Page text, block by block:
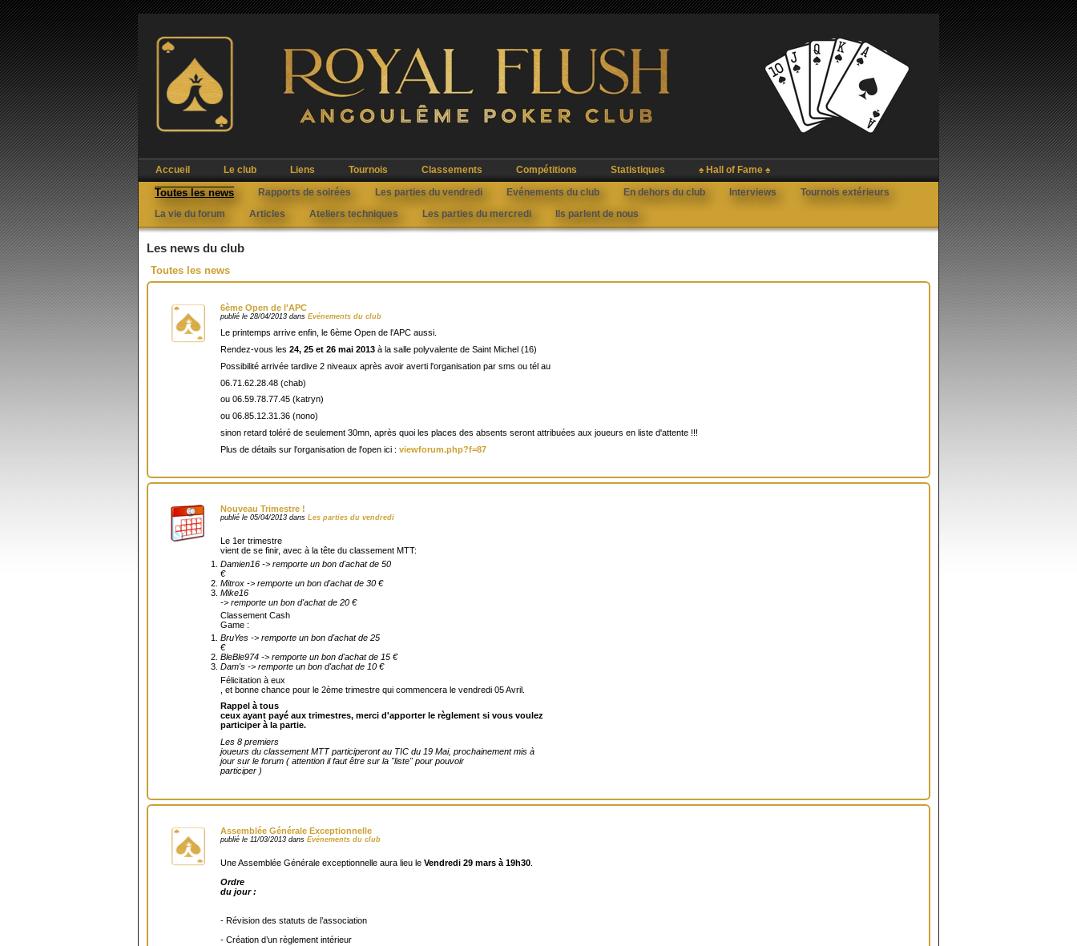
Accueil Le club Liens Tournois Classements Compétitions Statistiques ♠ Hall of Fame ♠
Toutes les news Rapports de soirées Les parties du vendredi Evénements du club En dehors du club Interviews
Tournois extérieurs
La vie du forum
Articles Ateliers techniques Les parties du mercredi Ils parlent de nous
Les news du club
Toutes les news
6ème Open de l'APC
publié le 28/04/2013 dans Evénements du club
Le printemps arrive enfin, le 6ème Open de l'APC aussi.
Rendez-vous les 24, 25 et 26 mai 2013 à la salle polyvalente de Saint Michel (16)
Possibilité arrivée tardive 2 niveaux après avoir averti l'organisation par sms ou tél au
06.71.62.28.48 (chab)
ou 06.59.78.77.45 (katryn)
ou 06.85.12.31.36 (nono)
sinon retard toléré de seulement 30mn, après quoi les places des absents seront attribuées aux joueurs en liste d'attente !!!
Plus de détails sur l'organisation de l'open ici : viewforum.php?f=87
Nouveau Trimestre !
publié le 05/04/2013 dans Les parties du vendredi
Le 1er trimestre
vient de se finir, avec à la tête du classement MTT:
Damien16 -> remporte un bon d'achat de 50
€
Mitrox -> remporte un bon d'achat de 30 €
Mike16
-> remporte un bon d'achat de 20 €
Classement Cash
Game :
BruYes -> remporte un bon d'achat de 25
€
BleBle974 -> remporte un bon d'achat de 15 €
Dam's -> remporte un bon d'achat de 10 €
Félicitation à eux
, et bonne chance pour le 2ème trimestre qui commencera le vendredi 05 Avril.
Rappel à tous
ceux ayant payé aux trimestres, merci d'apporter le règlement si vous voulez
participer à la partie.
Les 8 premiers
joueurs du classement MTT participeront au TIC du 19 Mai, prochainement mis à
jour sur le forum ( attention il faut être sur la "liste" pour pouvoir
participer )
Assemblée Générale Exceptionnelle
publié le 11/03/2013 dans Evénements du club
Une Assemblée Générale exceptionnelle aura lieu le Vendredi 29 mars à 19h30
Ordre
du jour :
- Révision des statuts de l’association
- Création d’un règlement intérieur